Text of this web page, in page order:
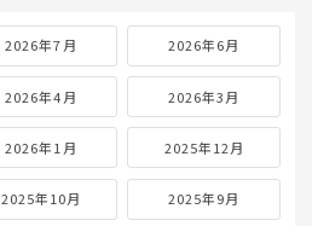
2026年7月 2026年6月
2026年4月 2026年3月
2026年1月 2025年12月
2025年10月 2025年9月